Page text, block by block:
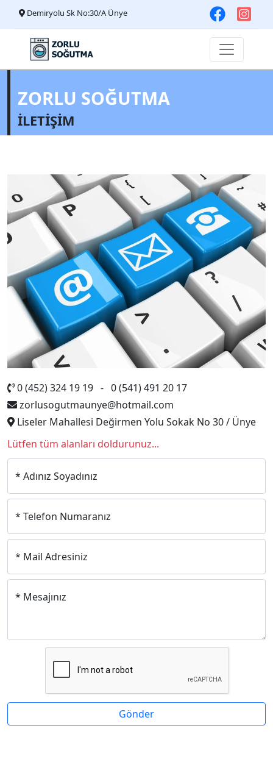
Demiryolu Sk No:30/A Ünye
ZORLU SOĞUTMA
İLETİŞİM
0 (452) 324 19 19 - 0 (541) 491 20 17
zorlusogutmaunye@hotmail.com
Liseler Mahallesi Değirmen Yolu Sokak No 30 / Ünye
Lütfen tüm alanları doldurunuz...
* Adınız Soyadınız
* Telefon Numaranız
* Mail Adresiniz
* Mesajınız